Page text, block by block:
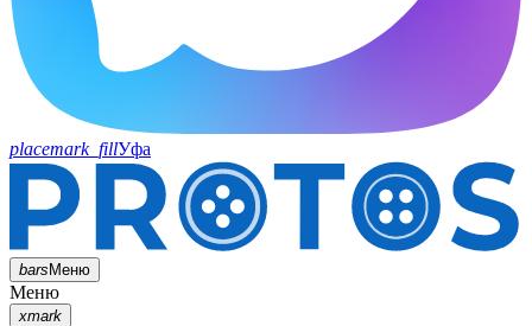
placemark_fillУфа
barsМеню
Меню
xmark